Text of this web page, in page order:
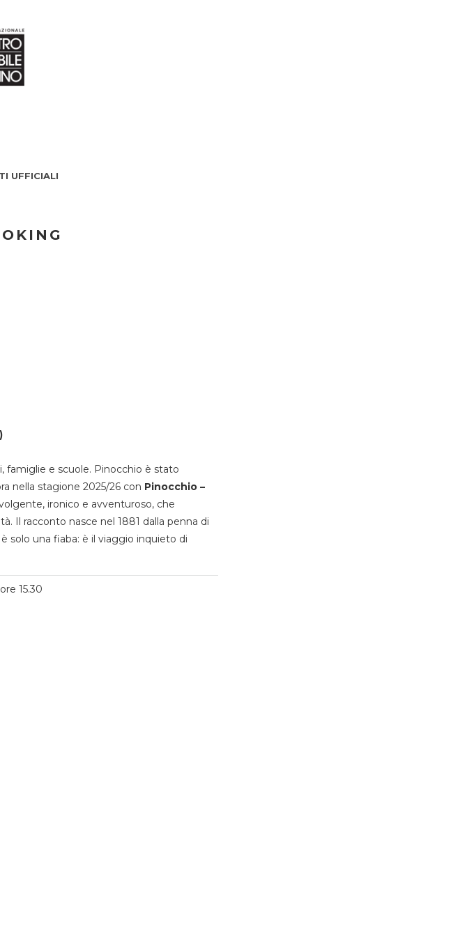
UFFICIALI
famiglie e scuole. Pinocchio è stato
nella stagione 2025/26 con Pinocchio –
ironico e avventuroso, che
Il racconto nasce nel 1881 dalla penna di
solo una fiaba: è il viaggio inquieto di
15.30